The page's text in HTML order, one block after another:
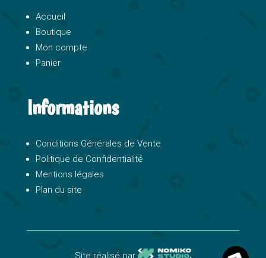
Accueil
Boutique
Mon compte
Panier
Informations
Conditions Générales de Vente
Politique de Confidentialité
Mentions légales
Plan du site
Site réalisé par
O
p
e
n
c
h
a
ty